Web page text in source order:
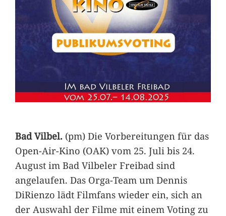
Bad Vilbel.(pm) Die Vorbereitungen für das
Open-Air-Kino (OAK) vom 25. Juli bis 24.
August im Bad Vilbeler Freibad sind
angelaufen. Das Orga-Team um Dennis
DiRienzo lädt Filmfans wieder ein, sich an
der Auswahl der Filme mit einem Voting zu